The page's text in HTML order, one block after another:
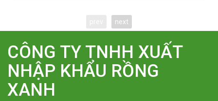
next
CÔNG TY TNHH XUẤT
NHẬP KHẨU RỒNG
XANH